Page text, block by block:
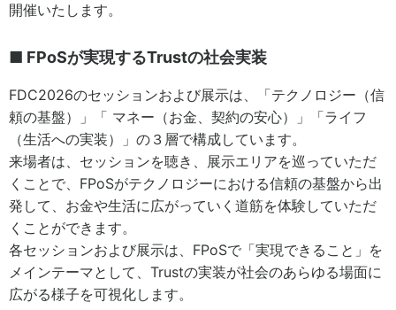
開催いたします。
■ FPoSが実現するTrustの社会実装
FDC2026のセッションおよび展示は、「テクノロジー（信
頼の基盤）」「 マネー（お金、契約の安心）」「ライフ
（生活への実装）」の３層で構成しています。
来場者は、セッションを聴き、展示エリアを巡っていただ
くことで、FPoSがテクノロジーにおける信頼の基盤から出
発して、お金や生活に広がっていく道筋を体験していただ
くことができます。
各セッションおよび展示は、FPoSで「実現できること」を
メインテーマとして、Trustの実装が社会のあらゆる場面に
広がる様子を可視化します。